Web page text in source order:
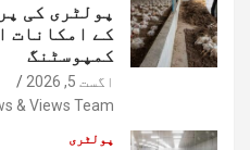
پولٹری کی
کے امکانات
کمپوسٹنگ
اگست 5, 2026
& Views Team
پولٹری